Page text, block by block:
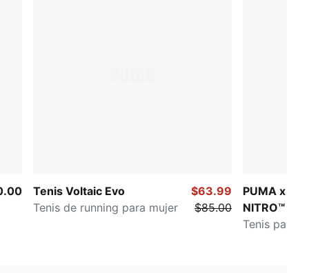
Tenis Voltaic Evo
Tenis de running para mujer
$63.99
$85.00
PUMA x
NITRO™ 4
Tenis para